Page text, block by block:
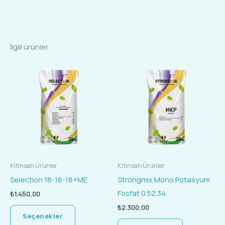
İlgili ürünler
Kitinsan Ürünler
Selection 18-18-18+ME
₺1.450,00
Seçenekler
ürünün
birden
var.
Seçenekler
Kitinsan Ürünler
Strongmix Mono Potasyum
Fosfat 0.52.34
₺2.300,00
ürünün
birden
varyasyonu
var.
Seçenekler
seçilebilir